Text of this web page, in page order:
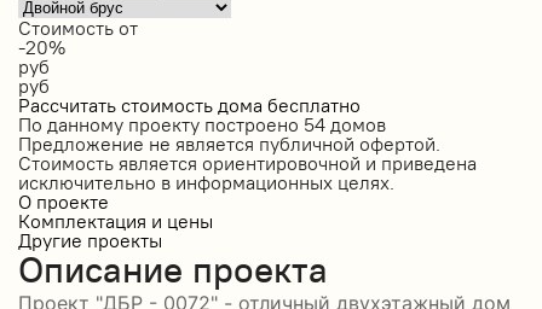
Стоимость от
-20%
руб
руб
Рассчитать стоимость дома бесплатно
По данному проекту построено 54 домов
Предложение не является публичной офертой.
Стоимость является ориентировочной и приведена
исключительно в информационных целях.
О проекте
Комплектация и цены
Другие проекты
Описание проекта
Проект "ДБР - 0072" - отличный двухэтажный дом